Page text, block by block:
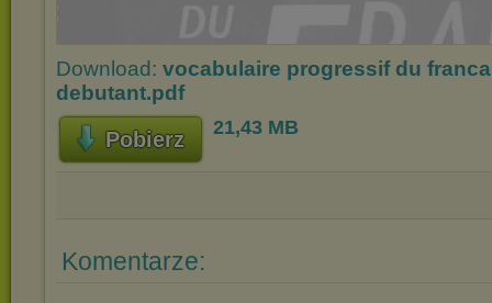
Download: vocabulaire progressif du
debutant.pdf
Pobierz 21,43 MB
Komentarze: